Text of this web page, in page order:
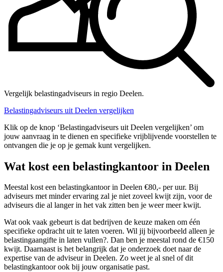
Vergelijk belastingadviseurs in regio Deelen.
Belastingadviseurs uit Deelen vergelijken
Klik op de knop ‘Belastingadviseurs uit Deelen vergelijken’ om
jouw aanvraag in te dienen en specifieke vrijblijvende voorstellen te
ontvangen die je op je gemak kunt vergelijken.
Wat kost een belastingkantoor in Deelen
Meestal kost een belastingkantoor in Deelen €80,- per uur. Bij
adviseurs met minder ervaring zal je niet zoveel kwijt zijn, voor de
adviseurs die al langer in het vak zitten ben je weer meer kwijt.
Wat ook vaak gebeurt is dat bedrijven de keuze maken om één
specifieke opdracht uit te laten voeren. Wil jij bijvoorbeeld alleen je
belastingaangifte in laten vullen?. Dan ben je meestal rond de €150
kwijt. Daarnaast is het belangrijk dat je onderzoek doet naar de
expertise van de adviseur in Deelen. Zo weet je al snel of dit
belastingkantoor ook bij jouw organisatie past.